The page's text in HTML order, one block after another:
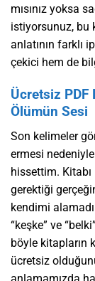
mısınız yoksa
istiyorsunuz, bu
anlatının farklı
çekici hem de
Ücretsiz
Ölümün Sesi
Son kelimeler
ermesi
hissettim. Kitabı
gerektiği
kendimi
“keşke” ve
böyle kitapların
ücretsiz
anlamamızda